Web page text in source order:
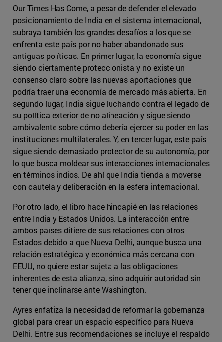
Our Times Has Come, a pesar de defender el elevado
posicionamiento de India en el sistema internacional,
subraya también los grandes desafíos a los que se
enfrenta este país por no haber abandonado sus
antiguas políticas. En primer lugar, la economía sigue
siendo ciertamente proteccionista y no existe un
consenso claro sobre las nuevas aportaciones que
podría traer una economía de mercado más abierta. En
segundo lugar, India sigue luchando contra el legado de
su política exterior de no alineación y sigue siendo
ambivalente sobre cómo debería ejercer su poder en las
instituciones multilaterales. Y, en tercer lugar, este país
sigue siendo demasiado protector de su autonomía, por
lo que busca moldear sus interacciones internacionales
en términos indios. De ahí que India tienda a moverse
con cautela y deliberación en la esfera internacional.
Por otro lado, el libro hace hincapié en las relaciones
entre India y Estados Unidos. La interacción entre
ambos países difiere de sus relaciones con otros
Estados debido a que Nueva Delhi, aunque busca una
relación estratégica y económica más cercana con
EEUU, no quiere estar sujeta a las obligaciones
inherentes de esta alianza, sino adquirir autoridad sin
tener que inclinarse ante Washington.
Ayres enfatiza la necesidad de reformar la gobernanza
global para crear un espacio específico para Nueva
Delhi. Entre sus recomendaciones se incluye el respaldo